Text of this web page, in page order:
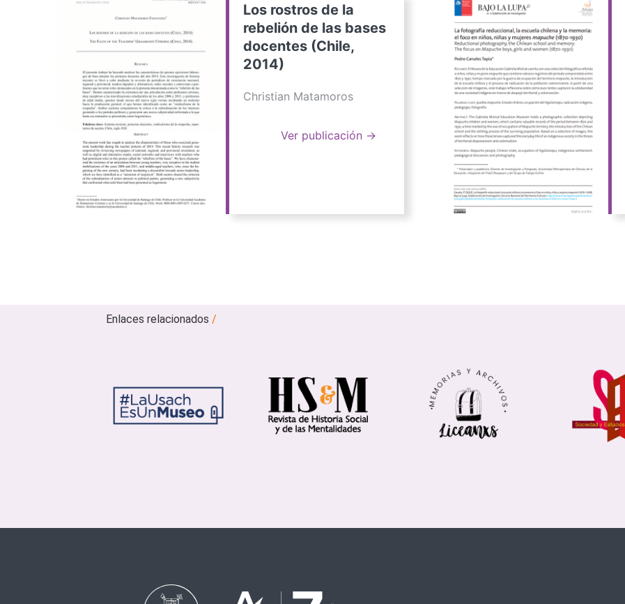
Los rostros de la
rebelión de las bases
docentes (Chile,
2014)
Christian Matamoros
Ver publicación →
Enlaces relacionados/